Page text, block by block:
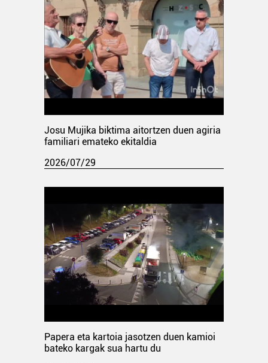
Josu Mujika biktima aitortzen duen agiria
familiari emateko ekitaldia
2026/07/29
Papera eta kartoia jasotzen duen kamioi
bateko kargak sua hartu du